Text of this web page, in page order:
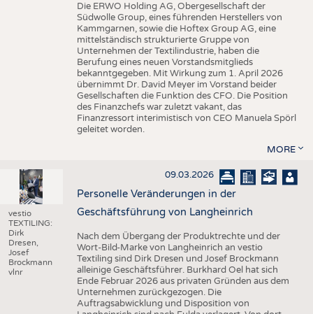
Die ERWO Holding AG, Obergesellschaft der
Südwolle Group, eines führenden Herstellers von
Kammgarnen, sowie die Hoftex Group AG, eine
mittelständisch strukturierte Gruppe von
Unternehmen der Textilindustrie, haben die
Berufung eines neuen Vorstandsmitglieds
bekanntgegeben. Mit Wirkung zum 1. April 2026
übernimmt Dr. David Meyer im Vorstand beider
Gesellschaften die Funktion des CFO. Die Position
des Finanzchefs war zuletzt vakant, das
Finanzressort interimistisch von CEO Manuela Spörl
geleitet worden.
MORE
vestio
TEXTILING:
Dirk
Dresen,
Josef
Brockmann
vlnr
09.03.2026
Personelle Veränderungen in der
Geschäftsführung von Langheinrich
Nach dem Übergang der Produktrechte und der
Wort-Bild-Marke von Langheinrich an vestio
Textiling sind Dirk Dresen und Josef Brockmann
alleinige Geschäftsführer. Burkhard Oel hat sich
Ende Februar 2026 aus privaten Gründen aus dem
Unternehmen zurückgezogen. Die
Auftragsabwicklung und Disposition von